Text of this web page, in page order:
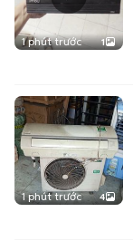
1 phút trước 1
1 phút trước 4